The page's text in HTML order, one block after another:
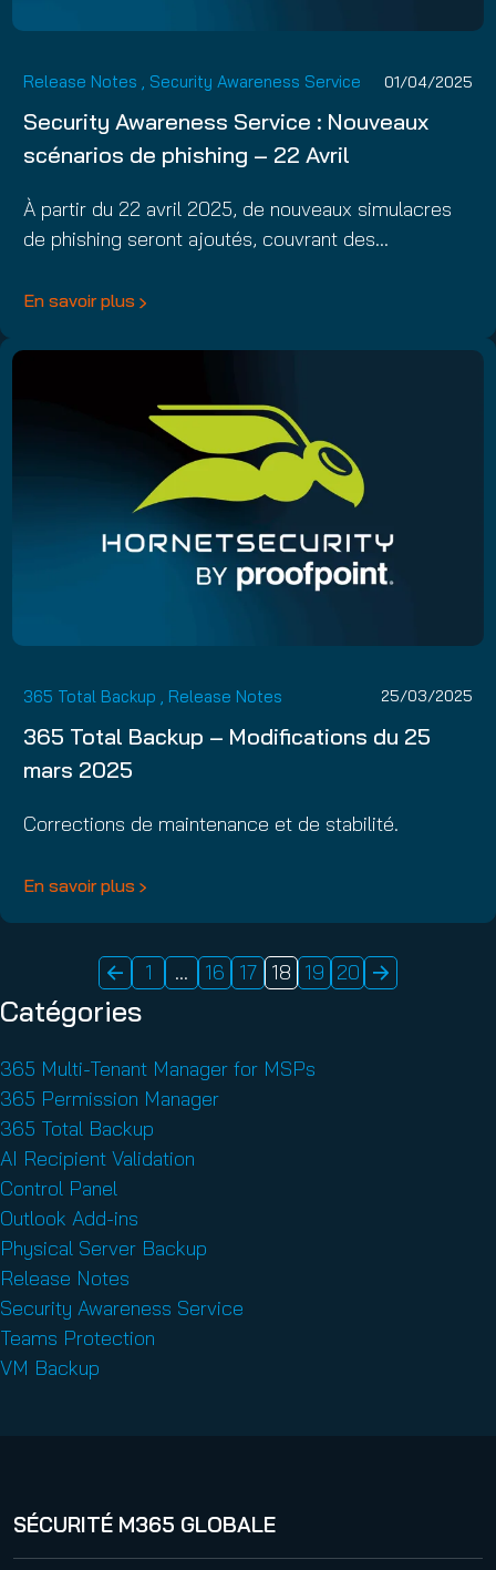
Release Notes , Security Awareness Service 01/04/2025
Security Awareness Service : Nouveaux
scénarios de phishing – 22 Avril
À partir du 22 avril 2025, de nouveaux simulacres
de phishing seront ajoutés, couvrant des…
En savoir plus
365 Total Backup Release Notes 25/03/2025
365 Total Backup – Modifications du 25
mars 2025
Corrections de maintenance et de stabilité.
En savoir plus
POSTS
PAGINATION
1 … 16 17 18 19 20
Catégories
365 Multi-Tenant Manager for MSPs
365 Permission Manager
365 Total Backup
AI Recipient Validation
Control Panel
Outlook Add-ins
Physical Server Backup
Release Notes
Security Awareness Service
Teams Protection
VM Backup
SÉCURITÉ M365 GLOBALE